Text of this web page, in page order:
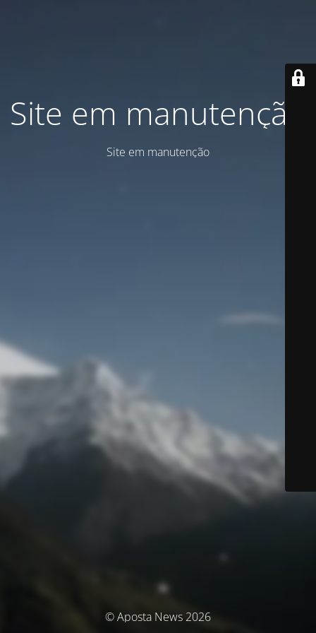
Site em manutenção
Site em manutenção
© Aposta News 2026